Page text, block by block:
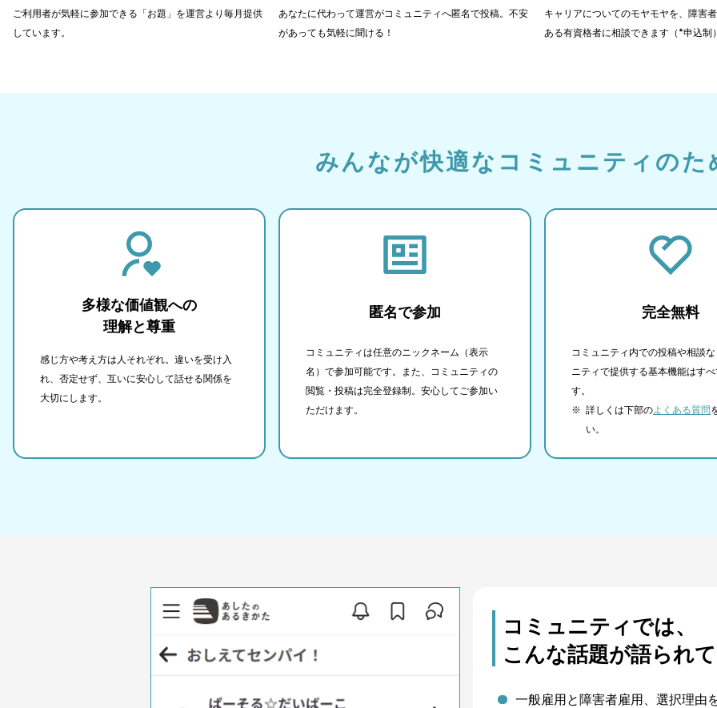
ご利用者が気軽に参加できる「お題」を運営より毎月提供
しています。
あなたに代わって運営がコミュニティへ匿名で投稿。不安
があっても気軽に聞ける！
キャリアについてのモヤモヤを、障害
ある有資格者に相談できます（*申込制
みんなが快適なコミュニティのた
多様な価値観への
理解と尊重
感じ方や考え方は人それぞれ。違いを受け入
れ、否定せず、互いに安心して話せる関係を
大切にします。
匿名で参加
コミュニティは任意のニックネーム（表示
名）で参加可能です。また、コミュニティの
閲覧・投稿は完全登録制。安心してご参加い
ただけます。
完全無料
コミュニティ内での投稿や相談
ニティで提供する基本機能はす
す。
※ 詳しくは下部のよくある質問
い。
コミュニティでは、
こんな話題が語られ
一般雇用と障害者雇用、選択理由